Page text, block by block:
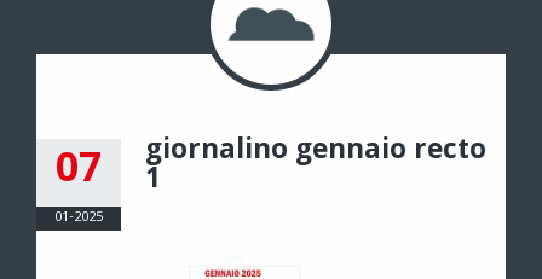
07
01-2025
giornalino gennaio recto
1